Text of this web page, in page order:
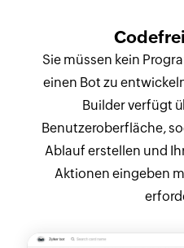
Sie müssen kein
einen Bot zu
Builder verfügt
Benutzeroberfläche,
Ablauf erstellen und
Aktionen eingeben